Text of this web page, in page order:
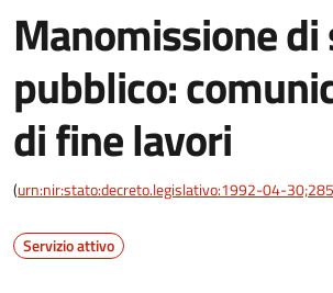
Manomissione
pubblico:
di fine lavori
(urn:nir:stato:decreto.legislativo:1992-04-
Servizio attivo